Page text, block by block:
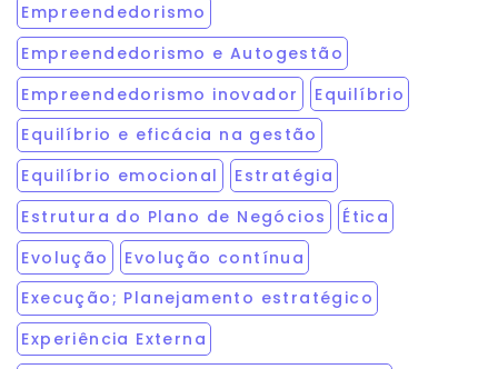
Empreendedorismo
Empreendedorismo e Autogestão
Empreendedorismo inovador
Equilíbrio
Equilíbrio e eficácia na gestão
Equilíbrio emocional
Estratégia
Estrutura do Plano de Negócios
Ética
Evolução
Evolução contínua
Execução; Planejamento estratégico
Experiência Externa